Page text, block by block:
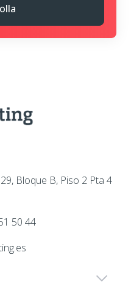
Bloque B, Piso 2 Pta 4
50 44